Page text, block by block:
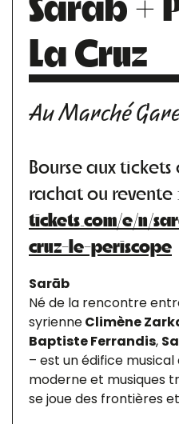
La Cruz
Au Marché
Bourse aux
rachat ou revente :
tickets.com/e/n/
cruz-le-periscope
Sarāb
Né de la rencontre
syrienneClimène
Baptiste Ferrandis,
– est un édifice
moderne et musiques
se joue des frontières